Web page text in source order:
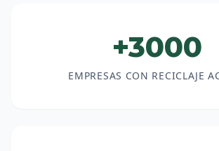
+3000
EMPRESAS CON RECICLAJE